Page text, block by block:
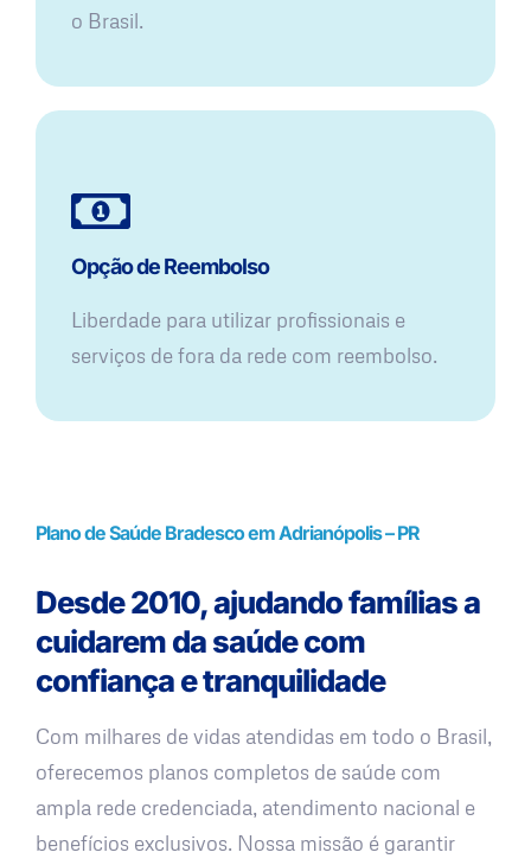
o Brasil.
Opção de Reembolso
Liberdade para utilizar profissionais e
serviços de fora da rede com reembolso.
Plano de Saúde Bradesco em Adrianópolis – PR
Desde 2010, ajudando famílias a
cuidarem da saúde com
confiança e tranquilidade
Com milhares de vidas atendidas em todo o Brasil,
oferecemos planos completos de saúde com
ampla rede credenciada, atendimento nacional e
benefícios exclusivos. Nossa missão é garantir